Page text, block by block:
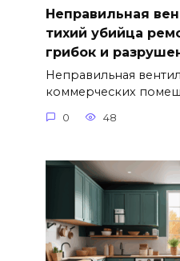
Неправильная
тихий убийца
грибок и
Неправильная
коммерческих
0 48